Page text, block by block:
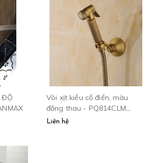
ĐỘ
Vòi xịt kiểu cổ điển, màu
đồng thau - PQ814CLM
CLEANMAX
Liên hệ